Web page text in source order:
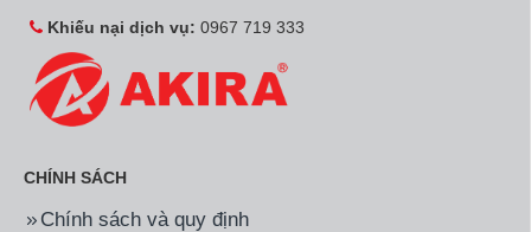
Khiếu nại dịch vụ: 0967 719 333
CHÍNH SÁCH
Chính sách và quy định